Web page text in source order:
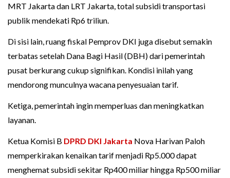
MRT Jakarta dan LRT Jakarta, total subsidi transportasi
publik mendekati Rp6 triliun.
Di sisi lain, ruang fiskal Pemprov DKI juga disebut semakin
terbatas setelah Dana Bagi Hasil (DBH) dari pemerintah
pusat berkurang cukup signifikan. Kondisi inilah yang
mendorong munculnya wacana penyesuaian tarif.
Ketiga, pemerintah ingin memperluas dan meningkatkan
layanan.
Ketua Komisi B DPRD DKI Jakarta Nova Harivan Paloh
memperkirakan kenaikan tarif menjadi Rp5.000 dapat
menghemat subsidi sekitar Rp400 miliar hingga Rp500 miliar